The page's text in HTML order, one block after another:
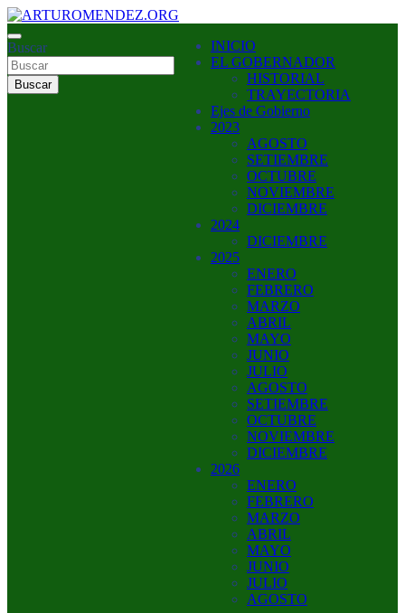
Saltar
al
contenido
ARTUROMENDEZ.ORG
ARTURO MENDEZ GOBERNADOR 2023
Buscar
Buscar
INICIO
EL GOBERNADOR
HISTORIAL
TRAYECTORIA
Ejes de Gobierno
2023
AGOSTO
SETIEMBRE
OCTUBRE
NOVIEMBRE
DICIEMBRE
2024
DICIEMBRE
2025
ENERO
FEBRERO
MARZO
ABRIL
MAYO
JUNIO
JULIO
AGOSTO
SETIEMBRE
OCTUBRE
NOVIEMBRE
DICIEMBRE
2026
ENERO
FEBRERO
MARZO
ABRIL
MAYO
JUNIO
JULIO
AGOSTO